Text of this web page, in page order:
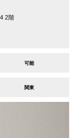
2階
可能
関東